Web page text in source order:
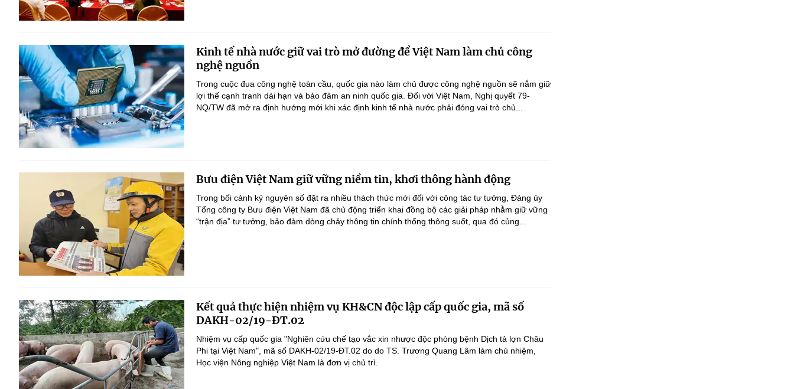
Kinh tế nhà nước giữ vai trò mở đường để Việt Nam làm chủ công
nghệ nguồn
Trong cuộc đua công nghệ toàn cầu, quốc gia nào làm chủ được công nghệ nguồn sẽ nắm giữ
lợi thế cạnh tranh dài hạn và bảo đảm an ninh quốc gia. Đối với Việt Nam, Nghị quyết 79-
NQ/TW đã mở ra định hướng mới khi xác định kinh tế nhà nước phải đóng vai trò chủ...
Bưu điện Việt Nam giữ vững niềm tin, khơi thông hành động
Trong bối cảnh kỷ nguyên số đặt ra nhiều thách thức mới đối với công tác tư tưởng, Đảng ủy
Tổng công ty Bưu điện Việt Nam đã chủ động triển khai đồng bộ các giải pháp nhằm giữ vững
“trận địa” tư tưởng, bảo đảm dòng chảy thông tin chính thống thông suốt, qua đó củng...
Kết quả thực hiện nhiệm vụ KH&CN độc lập cấp quốc gia, mã số
DAKH-02/19-ĐT.02
Nhiệm vụ cấp quốc gia "Nghiên cứu chế tạo vắc xin nhược độc phòng bệnh Dịch tả lợn Châu
Phi tại Việt Nam", mã số DAKH-02/19-ĐT.02 do do TS. Trương Quang Lâm làm chủ nhiệm,
Học viện Nông nghiệp Việt Nam là đơn vị chủ trì.